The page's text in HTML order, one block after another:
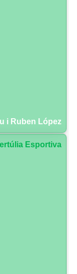
i Ruben López
Esportiva